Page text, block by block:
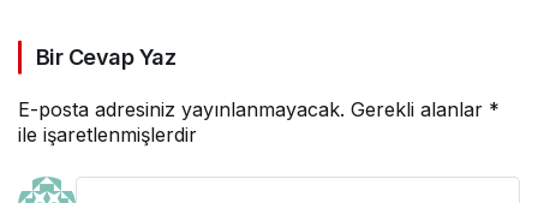
Bir Cevap Yaz
E-posta adresiniz yayınlanmayacak. Gerekli alanlar *
ile işaretlenmişlerdir